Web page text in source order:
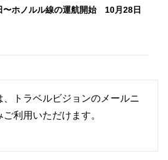
〜ホノルル線の運航開始 10月28日
、トラベルビジョンのメールニ
利用いただけます。